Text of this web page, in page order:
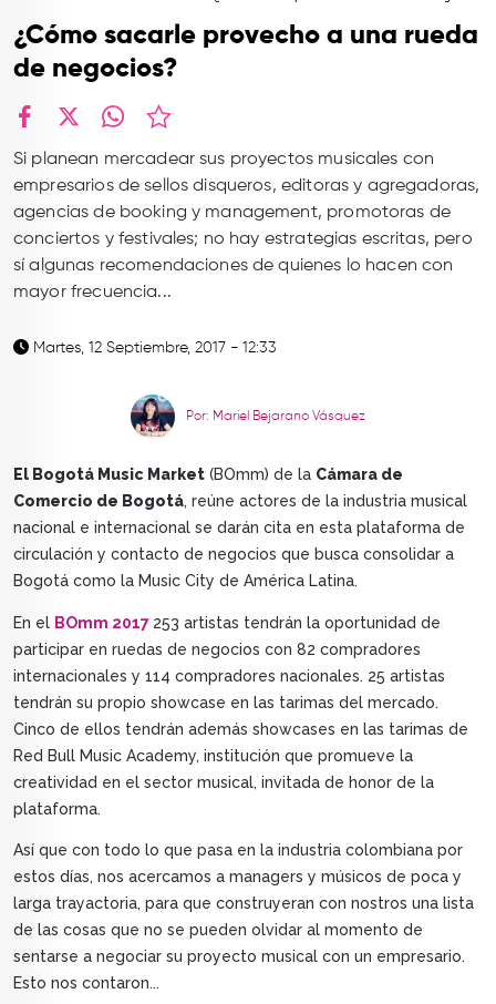
QUIÉNES SOMOS
¿Cómo sacarle provecho a una rueda
de negocios?
Si planean mercadear sus proyectos musicales con
empresarios de sellos disqueros, editoras y agregadoras,
agencias de booking y management, promotoras de
conciertos y festivales; no hay estrategias escritas, pero
sí algunas recomendaciones de quienes lo hacen con
mayor frecuencia...
Martes, 12 Septiembre, 2017 - 12:33
Por: Mariel Bejarano Vásquez
El Bogotá Music Market (BOmm) de la Cámara de
Comercio de Bogotá, reúne actores de la industria musical
nacional e internacional se darán cita en esta plataforma de
circulación y contacto de negocios que busca consolidar a
Bogotá como la Music City de América Latina.
En el BOmm 2017 253 artistas tendrán la oportunidad de
participar en ruedas de negocios con 82 compradores
internacionales y 114 compradores nacionales. 25 artistas
tendrán su propio showcase en las tarimas del mercado.
Cinco de ellos tendrán además showcases en las tarimas de
Red Bull Music Academy, institución que promueve la
creatividad en el sector musical, invitada de honor de la
plataforma.
Así que con todo lo que pasa en la industria colombiana por
estos días, nos acercamos a managers y músicos de poca y
larga trayactoria, para que construyeran con nostros una lista
de las cosas que no se pueden olvidar al momento de
sentarse a negociar su proyecto musical con un empresario.
Esto nos contaron...